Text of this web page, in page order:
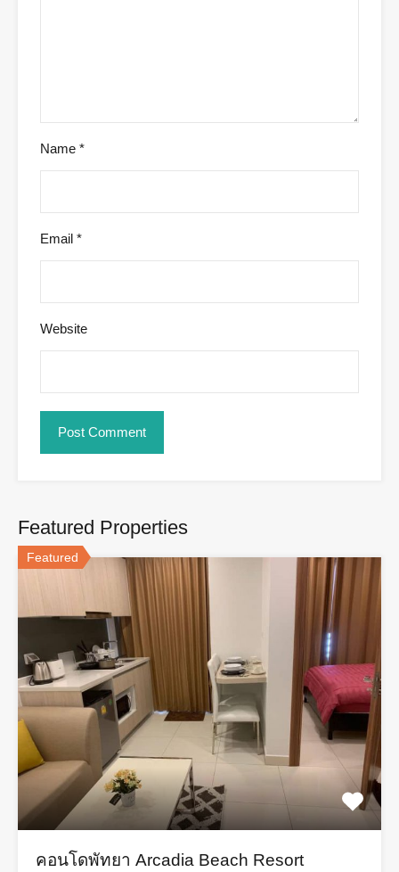
Name *
Email *
Website
Featured Properties
Featured
คอนโดพัทยา Arcadia Beach Resort